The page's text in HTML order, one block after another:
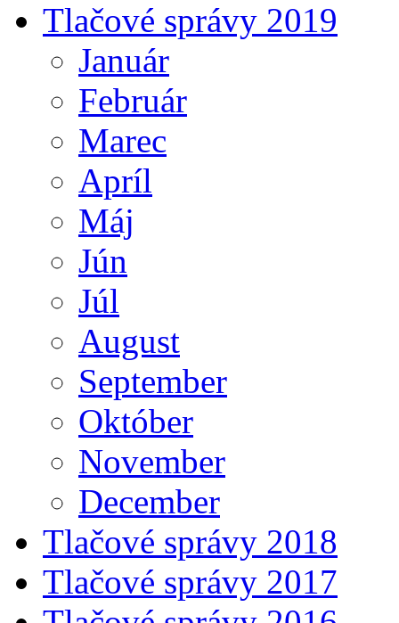
Tlačové správy 2019
Január
Február
Marec
Apríl
Máj
Jún
Júl
August
September
Október
November
December
Tlačové správy 2018
Tlačové správy 2017